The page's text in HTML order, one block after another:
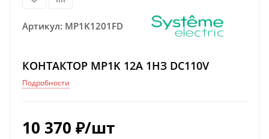
Артикул: MP1K1201FD
КОНТАКТОР MP1K 12A 1НЗ DC110V
Подробности
10 370 ₽/шт